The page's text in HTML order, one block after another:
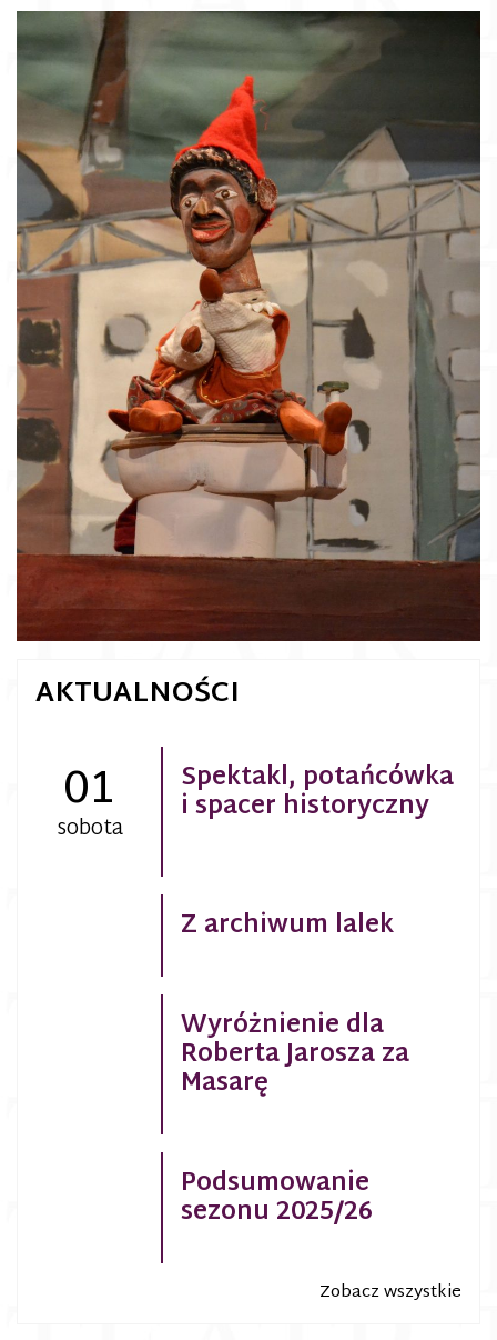
AKTUALNOŚCI
01
sobota
Spektakl, potańcówka
i spacer historyczny
Z archiwum lalek
Wyróżnienie dla
Roberta Jarosza za
Masarę
Podsumowanie
sezonu 2025/26
Zobacz wszystkie